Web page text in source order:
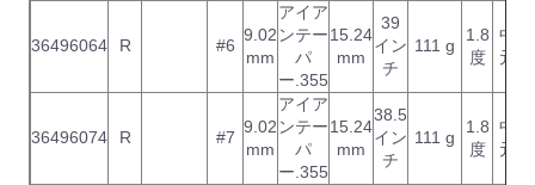
36496064 R #6
9.02
mm
アイア
ンテー
パ
ー.355
15.24
mm
39
イン
チ
111 g
1.8
度
中
元
36496074 R #7
9.02
mm
アイア
ンテー
パ
ー.355
15.24
mm
38.5
イン
チ
111 g
1.8
度
中
元